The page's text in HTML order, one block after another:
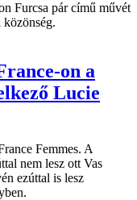
Furcsa pár című művét
közönség.
on a
Lucie
Femmes. A
nem lesz ott Vas
ezúttal is lesz